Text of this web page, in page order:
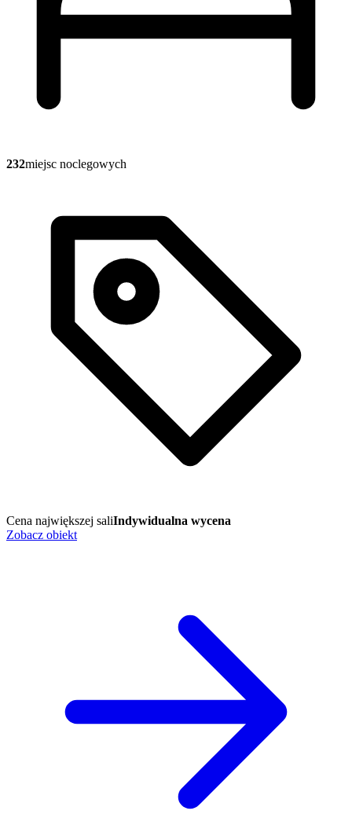
232miejsc noclegowych
Cena największej saliIndywidualna wycena
Zobacz obiekt